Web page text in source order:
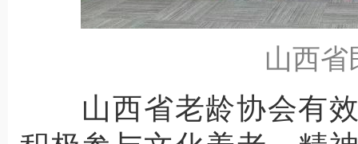
山西省
山西省老龄协会有效